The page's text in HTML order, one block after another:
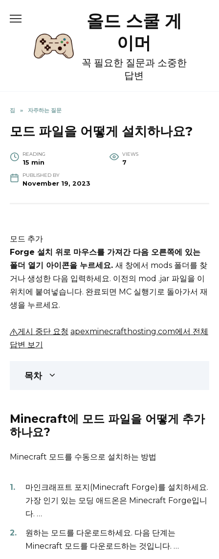
올드 스쿨 게
이머
꼭 필요한 질문과 소중한
답변
집 » 자주하는 질문
모드 파일을 어떻게 설치하나요?
READING
15 min
VIEWS
7
PUBLISHED BY
November 19, 2023
모드 추가
Forge 설치 위로 마우스를 가져간 다음 오른쪽에 있는
폴더 열기 아이콘을 누르세요. 새 창에서 mods 폴더를 찾
거나 생성한 다음 입력하세요. 이전의 mod .jar 파일을 이
위치에 붙여넣습니다. 완료되면 MC 실행기로 돌아가서 재
생을 누르세요.
게시 중단 요청 apexminecrafthosting.com에서 전체
답변 보기
목차
Minecraft에 모드 파일을 어떻게 추가
하나요?
Minecraft 모드를 수동으로 설치하는 방법
마인크래프트 포지(Minecraft Forge)를 설치하세요.
가장 인기 있는 모딩 애드온은 Minecraft Forge입니
다. …
원하는 모드를 다운로드하세요. 다음 단계는
Minecraft 모드를 다운로드하는 것입니다. …